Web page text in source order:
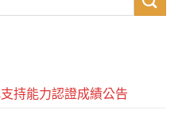
持能力認證成績公告